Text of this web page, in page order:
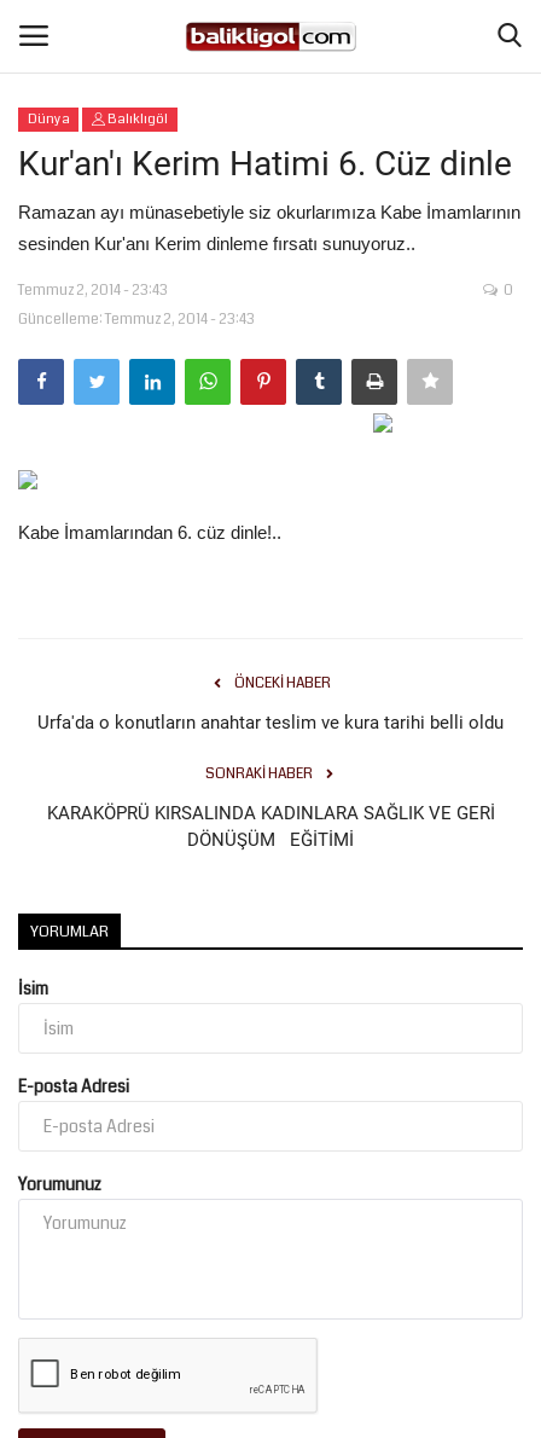
Giriş Yap
Anasayfa
Şanlıurfa
Spor
Ekonomi
Künye
Sağlık
İletişim
Kültür Sanat
Dünya Balıklıgöl
Kur'an'ı Kerim Hatimi 6. Cüz dinle
Ramazan ayı münasebetiyle siz okurlarımıza Kabe İmamlarının
sesinden Kur'anı Kerim dinleme fırsatı sunuyoruz..
Temmuz 2, 2014 - 23:43
Güncelleme: Temmuz 2, 2014 - 23:43
0
Kabe İmamlarından 6. cüz dinle!..
ÖNCEKI HABER
Urfa'da o konutların anahtar teslim ve kura tarihi belli oldu
SONRAKI HABER
KARAKÖPRÜ KIRSALINDA KADINLARA SAĞLIK VE GERİ
DÖNÜŞÜM EĞİTİMİ
YORUMLAR
İsim
E-posta Adresi
Yorumunuz